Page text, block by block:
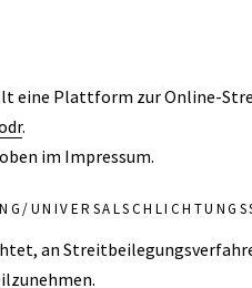
eine Plattform zur Online-
.
im Impressum.
an